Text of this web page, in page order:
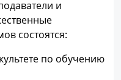
и
состоятся:
по обучению